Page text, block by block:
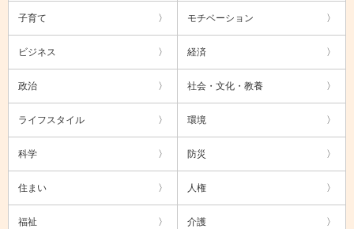
子育て モチベーション
ビジネス 経済
政治 社会・文化・教養
ライフスタイル 環境
科学 防災
住まい 人権
福祉 介護